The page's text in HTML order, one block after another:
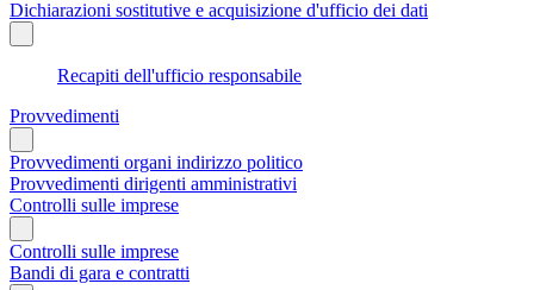
Dichiarazioni sostitutive e acquisizione d'ufficio dei dati
Recapiti dell'ufficio responsabile
Provvedimenti
Provvedimenti organi indirizzo politico
Provvedimenti dirigenti amministrativi
Controlli sulle imprese
Controlli sulle imprese
Bandi di gara e contratti